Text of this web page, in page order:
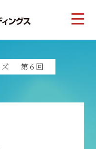
ズ 第6回